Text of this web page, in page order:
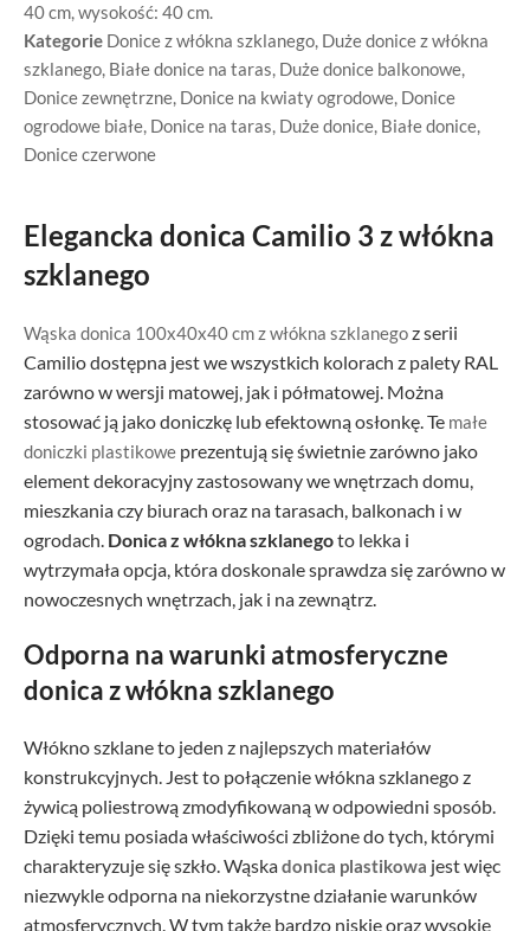
40 cm, wysokość: 40 cm.
Kategorie Donice z włókna szklanego, Duże donice z włókna
szklanego, Białe donice na taras, Duże donice balkonowe,
Donice zewnętrzne, Donice na kwiaty ogrodowe, Donice
ogrodowe białe, Donice na taras, Duże donice, Białe donice,
Donice czerwone
Elegancka donica Camilio 3 z włókna
szklanego
Wąska donica 100x40x40 cm z włókna szklanegoz serii
Camilio dostępna jest we wszystkich kolorach z palety RAL
zarówno w wersji matowej, jak i półmatowej. Można
stosować ją jako doniczkę lub efektowną osłonkę. Te małe
doniczki plastikowe prezentują się świetnie zarówno jako
element dekoracyjny zastosowany we wnętrzach domu,
mieszkania czy biurach oraz na tarasach, balkonach i w
ogrodach. Donica z włókna szklanegoto lekka i
wytrzymała opcja, która doskonale sprawdza się zarówno w
nowoczesnych wnętrzach, jak i na zewnątrz.
Odporna na warunki atmosferyczne
donica z włókna szklanego
Włókno szklane to jeden z najlepszych materiałów
konstrukcyjnych. Jest to połączenie włókna szklanego z
żywicą poliestrową zmodyfikowaną w odpowiedni sposób.
Dzięki temu posiada właściwości zbliżone do tych, którymi
charakteryzuje się szkło. Wąskadonica plastikowa jest więc
niezwykle odporna na niekorzystne działanie warunków
atmosferycznych. W tym także bardzo niskie oraz wysokie